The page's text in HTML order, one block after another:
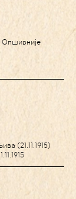
Опширније
(21.11.1915)